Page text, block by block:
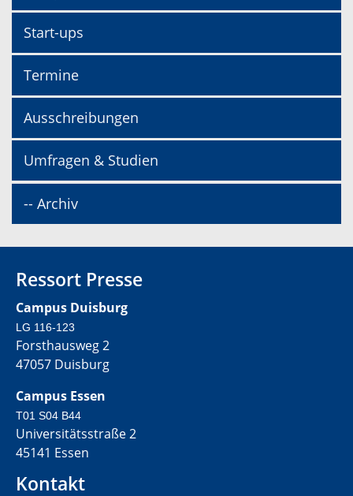
Start-ups
Termine
Ausschreibungen
Umfragen & Studien
-- Archiv
Ressort Presse
Campus Duisburg
LG 116-123
Forsthausweg 2
47057 Duisburg
Campus Essen
T01 S04 B44
Universitätsstraße 2
45141 Essen
Kontakt